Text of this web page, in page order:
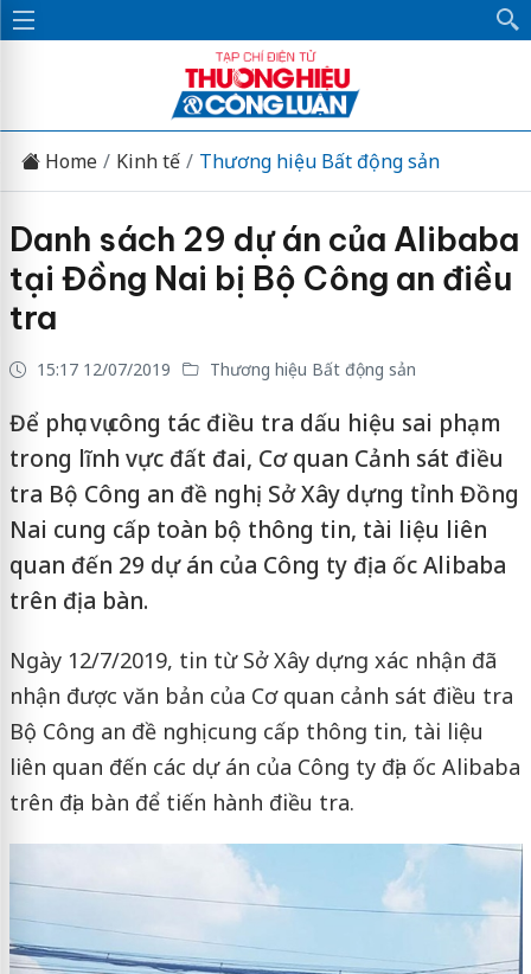
Home Kinh tế Thương hiệu Bất động sản
Danh sách 29 dự án của Alibaba
tại Đồng Nai bị Bộ Công an điều
tra
15:17 12/07/2019 Thương hiệu Bất động sản
Để phục vụ công tác điều tra dấu hiệu sai phạm
trong lĩnh vực đất đai, Cơ quan Cảnh sát điều
tra Bộ Công an đề nghị Sở Xây dựng tỉnh Đồng
Nai cung cấp toàn bộ thông tin, tài liệu liên
quan đến 29 dự án của Công ty địa ốc Alibaba
trên địa bàn.
Ngày 12/7/2019, tin từ Sở Xây dựng xác nhận đã
nhận được văn bản của Cơ quan cảnh sát điều tra
Bộ Công an đề nghị cung cấp thông tin, tài liệu
liên quan đến các dự án của Công ty địa ốc Alibaba
trên địa bàn để tiến hành điều tra.